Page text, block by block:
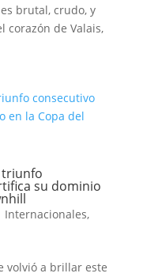
brutal, crudo, y
corazón de Valais,
triunfo
su dominio
Internacionales,
volvió a brillar este